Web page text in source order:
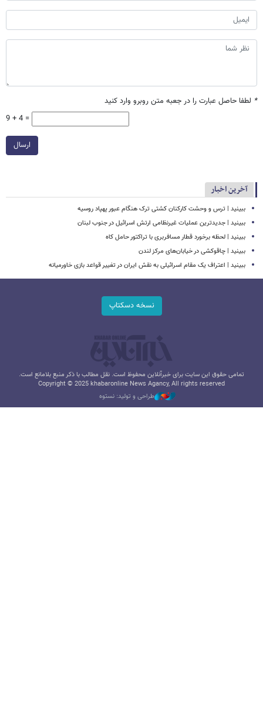
* لطفا حاصل عبارت را در جعبه متن روبرو وارد کنید
9 + 4 =
ارسال
آخرین اخبار
ببینید | ترس و وحشت کارکنان کشتی ترک هنگام عبور پهپاد روسیه
ببینید | جدیدترین عملیات غیرنظامی ارتش اسرائیل در جنوب لبنان
ببینید | لحظه برخورد قطار مسافربری با تراکتور حامل کاه
ببینید | چاقوکشی در خیابان‌های مرکز لندن
ببینید | اعتراف یک مقام اسرائیلی به نقش ایران در تغییر قواعد بازی خاورمیانه
نسخه دسکتاپ
تمامی حقوق این سایت برای خبرآنلاین محفوظ است. نقل مطالب با ذکر منبع بلامانع است.
Copyright © 2025 khabaronline News Agancy, All rights reserved
طراحی و تولید: نستوه